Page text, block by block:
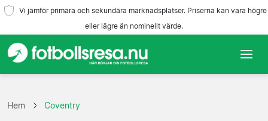
Vi jämför primära och sekundära marknadsplatser. Priserna kan vara högre
eller lägre än nominellt värde.
Lag
Hem Coventry